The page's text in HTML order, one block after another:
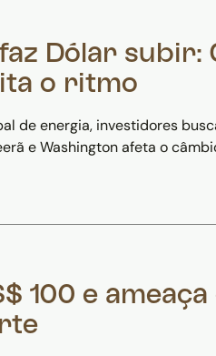
Dólar subir:
o ritmo
de energia, investidores
e Washington afeta o
100 e